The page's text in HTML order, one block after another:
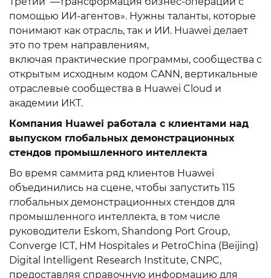
помощью ИИ-агентов». Нужны таланты, которые
понимают как отрасль, так и ИИ. Huawei делает
это по трем направлениям,
включая практические программы, сообщества с
открытым исходным кодом CANN, вертикальные
отраслевые сообщества в Huawei Cloud и
академии ИКТ.
Компания Huawei работала с клиентами над
выпуском глобальных демонстрационных
стендов промышленного интеллекта
Во время саммита ряд клиентов Huawei
объединились на сцене, чтобы запустить 115
глобальных демонстрационных стендов для
промышленного интеллекта, в том числе
руководители Eskom, Shandong Port Group,
Converge ICT, HM Hospitales и PetroChina (Beijing)
Digital Intelligent Research Institute, CNPC,
предоставляя справочную информацию для